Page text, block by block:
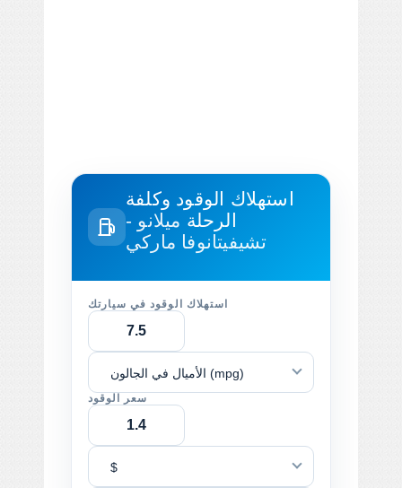
استهلاك الوقود وكلفة
الرحلة ميلانو -
تشيفيتانوفا ماركي
استهلاك الوقود في سيارتك
الأميال في الجالون (mpg)
سعر الوقود
$